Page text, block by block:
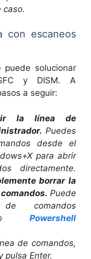
caso.
con escaneos
puede solucionar
y DISM. A
a seguir:
la línea de
Puedes
desde el
para abrir
directamente.
borrar la
Puede
comandos
o Powershell
de comandos,
pulsa Enter.